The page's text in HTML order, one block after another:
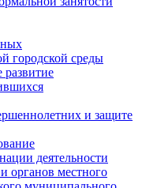
городской среды
развитие
и защите
деятельности
органов местного